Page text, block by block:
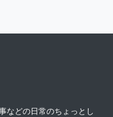
などの日常のちょっとし